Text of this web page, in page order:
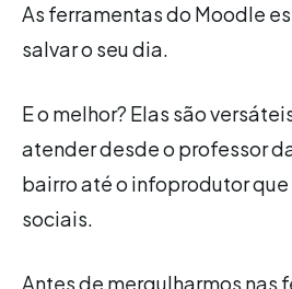
As ferramentas do Moodle
salvar o seu dia.
E o melhor? Elas são
atender desde o professor
bairro até o infoprodutor
sociais.
Antes de mergulharmos nas